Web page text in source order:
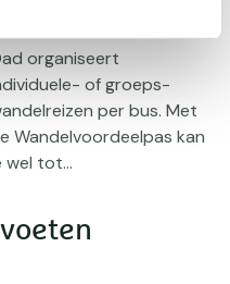
organiseert
of groeps-
per bus. Met
Wandelvoordeelpas kan
wel tot...